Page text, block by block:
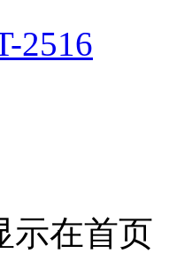
2516
示在首页